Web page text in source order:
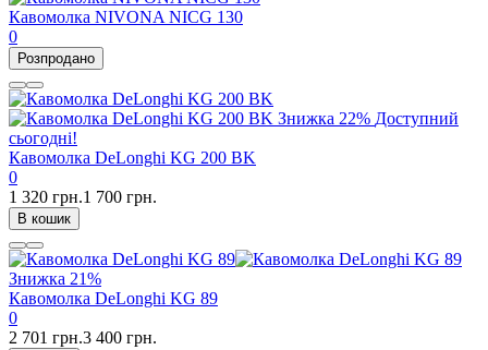
Кавомолка NIVONA NICG 130
0
Розпродано
Знижка 22% Доступний
сьогодні!
Кавомолка DeLonghi KG 200 BK
0
1 320 грн.1 700 грн.
В кошик
Знижка 21%
Кавомолка DeLonghi KG 89
0
2 701 грн.3 400 грн.